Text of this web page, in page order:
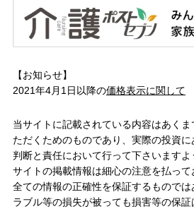
【お知らせ】
2021年4月1日以降の価格表示に関して
当サイトに記載されている内容はあく
ただくためのものであり、実際の投資
判断と責任において行って下さいます
サイトの掲載情報は細心の注意を払っ
全ての情報の正確性を保証するもので
ラブル等の損失が被っても損害等の保